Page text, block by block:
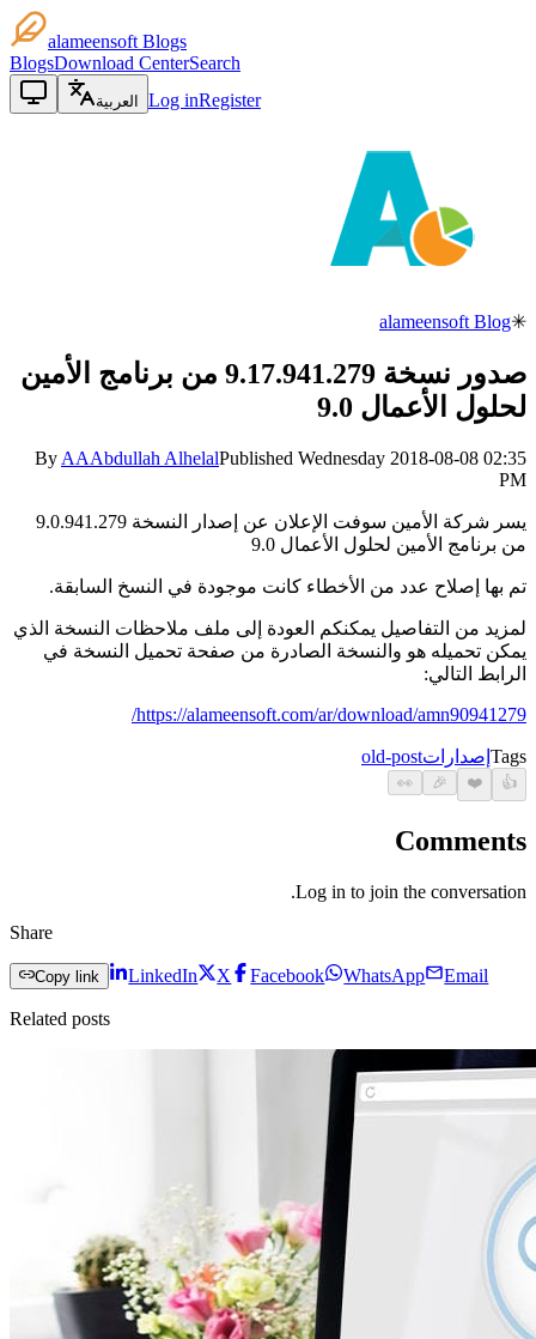
alameensoft Blogs
BlogsDownload CenterSearch
العربية Log inRegister
✳
alameensoft Blog
صدور نسخة 9.17.941.279 من برنامج الأمين
لحلول الأعمال 9.0
By AAAbdullah AlhelalPublished Wednesday 2018-08-08 02:35
PM
يسر شركة الأمين سوفت الإعلان عن إصدار النسخة 9.0.941.279
من برنامج الأمين لحلول الأعمال 9.0
تم بها إصلاح عدد من الأخطاء كانت موجودة في النسخ السابقة.
لمزيد من التفاصيل يمكنكم العودة إلى ملف ملاحظات النسخة الذي
يمكن تحميله هو والنسخة الصادرة من صفحة تحميل النسخة في
الرابط التالي:
https://alameensoft.com/ar/download/amn90941279/
Tags إصداراتold-post
👍
❤️
🎉
👀
Comments
Log in to join the conversation.
Share
Copy link LinkedIn X Facebook WhatsApp Email
Related posts